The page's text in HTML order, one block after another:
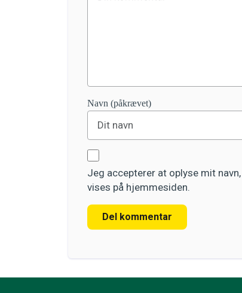
Navn (påkrævet)
Jeg accepterer at oplyse mit
vises på hjemmesiden.
Del kommentar